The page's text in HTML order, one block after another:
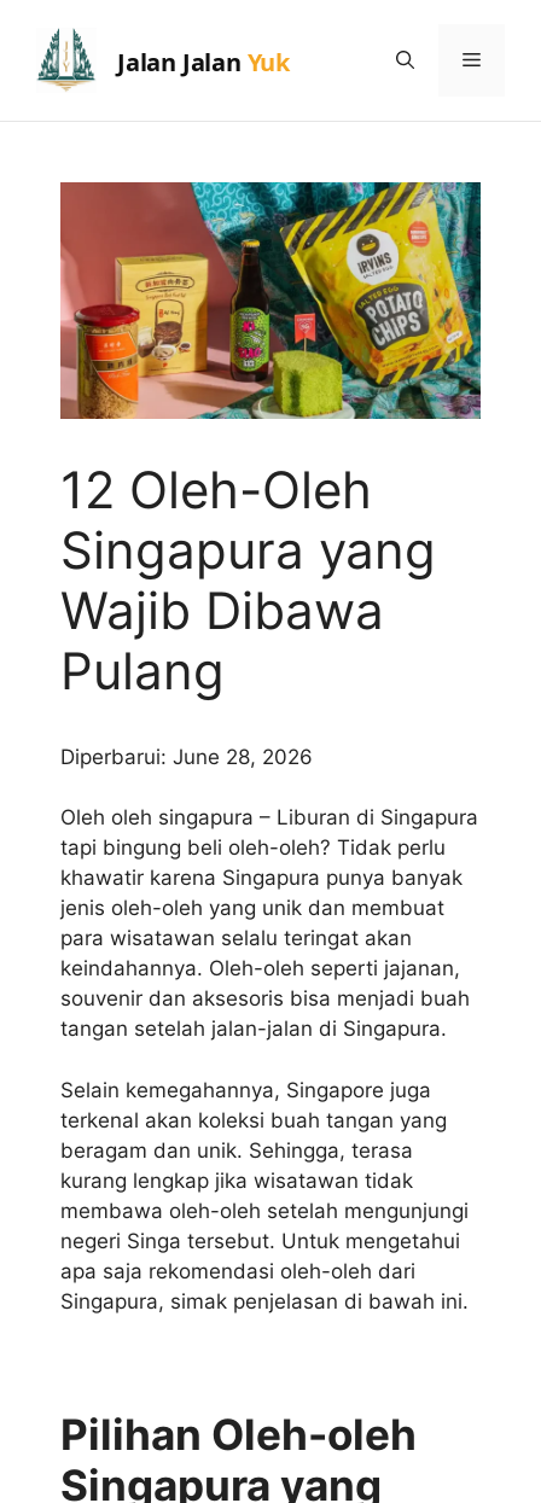
content
Menu
12 Oleh-Oleh
Singapura yang
Wajib Dibawa
Pulang
Diperbarui: June 28, 2026
Oleh oleh singapura – Liburan di Singapura
tapi bingung beli oleh-oleh? Tidak perlu
khawatir karena Singapura punya banyak
jenis oleh-oleh yang unik dan membuat
para wisatawan selalu teringat akan
keindahannya. Oleh-oleh seperti jajanan,
souvenir dan aksesoris bisa menjadi buah
tangan setelah jalan-jalan di Singapura.
Selain kemegahannya, Singapore juga
terkenal akan koleksi buah tangan yang
beragam dan unik. Sehingga, terasa
kurang lengkap jika wisatawan tidak
membawa oleh-oleh setelah mengunjungi
negeri Singa tersebut. Untuk mengetahui
apa saja rekomendasi oleh-oleh dari
Singapura, simak penjelasan di bawah ini.
Pilihan Oleh-oleh
Singapura yang